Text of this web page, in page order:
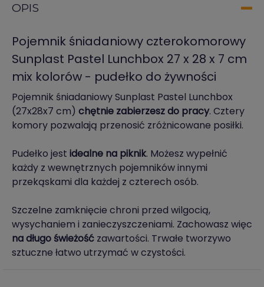
OPIS
Pojemnik śniadaniowy czterokomorowy
Sunplast Pastel Lunchbox 27 x 28 x 7 cm
mix kolorów - pudełko do żywności
Pojemnik śniadaniowy Sunplast Pastel Lunchbox
(27x28x7 cm) chętnie zabierzesz do pracy. Cztery
komory pozwalają przenosić zróżnicowane posiłki.
Pudełko jest idealne na piknik. Możesz wypełnić
każdy z wewnętrznych pojemników innymi
przekąskami dla każdej z czterech osób.
Szczelne zamknięcie chroni przed wilgocią,
wysychaniem i zanieczyszczeniami. Zachowasz więc
na długo świeżość zawartości. Trwałe tworzywo
sztuczne łatwo utrzymać w czystości.